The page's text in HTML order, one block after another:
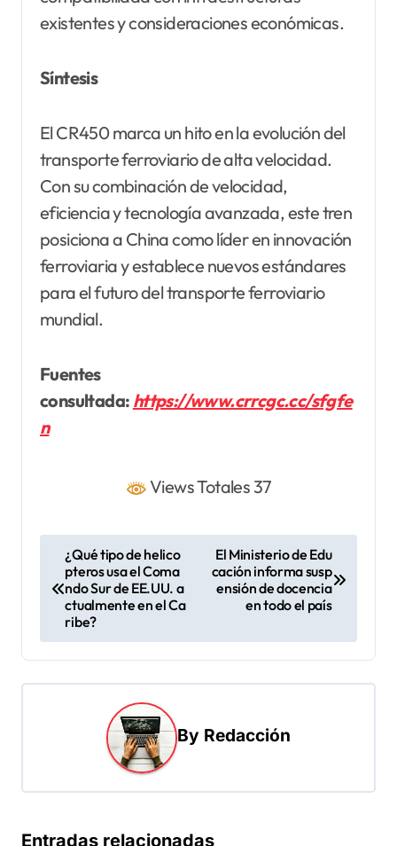
existentes y consideraciones económicas.
Síntesis
El CR450 marca un hito en la evolución del
transporte ferroviario de alta velocidad.
Con su combinación de velocidad,
eficiencia y tecnología avanzada, este tren
posiciona a China como líder en innovación
ferroviaria y establece nuevos estándares
para el futuro del transporte ferroviario
mundial.
Fuentes
consultada: https://www.crrcgc.cc/sfgfe
n
Views Totales 37
e
g
¿Qué tipo de helico
pteros usa el Coma
ndo Sur de EE.UU. a
ctualmente en el Ca
ribe?
El Ministerio de Edu
cación informa susp
ensión de docencia
en todo el país
By Redacción
Entradas relacionadas